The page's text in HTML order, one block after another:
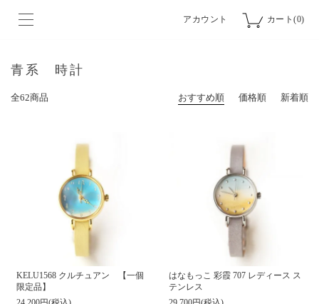
アカウント カート(0)
青系 時計
全62商品 おすすめ順 価格順 新着順
KELU1568 クルチュアン 【一個
限定品】
はなもっこ 彩霞 707 レディース ス
テンレス